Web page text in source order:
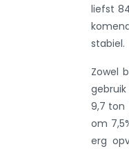
liefst
stabiel.
Zowel
9,7 ton
om
erg